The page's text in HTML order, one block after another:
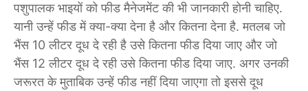
पशुपालक भाइयों को फीड मैनेजमेंट की भी जानकारी होनी चाहिए.
यानी उन्हें फीड में क्या-क्या देना है और कितना देना है. मतलब जो
भैंस 10 लीटर दूध दे रही है उसे कितना फीड दिया जाए और जो
भैंस 12 लीटर दूध दे रही उसे कितना फीड दिया जाए. अगर उनकी
जरूरत के मुताबिक उन्हें फीड नहीं दिया जाएगा तो इससे दूध